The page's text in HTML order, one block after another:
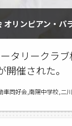
リンピアン・パ
タリークラ
催された。
車同好会,南陽中学校,二